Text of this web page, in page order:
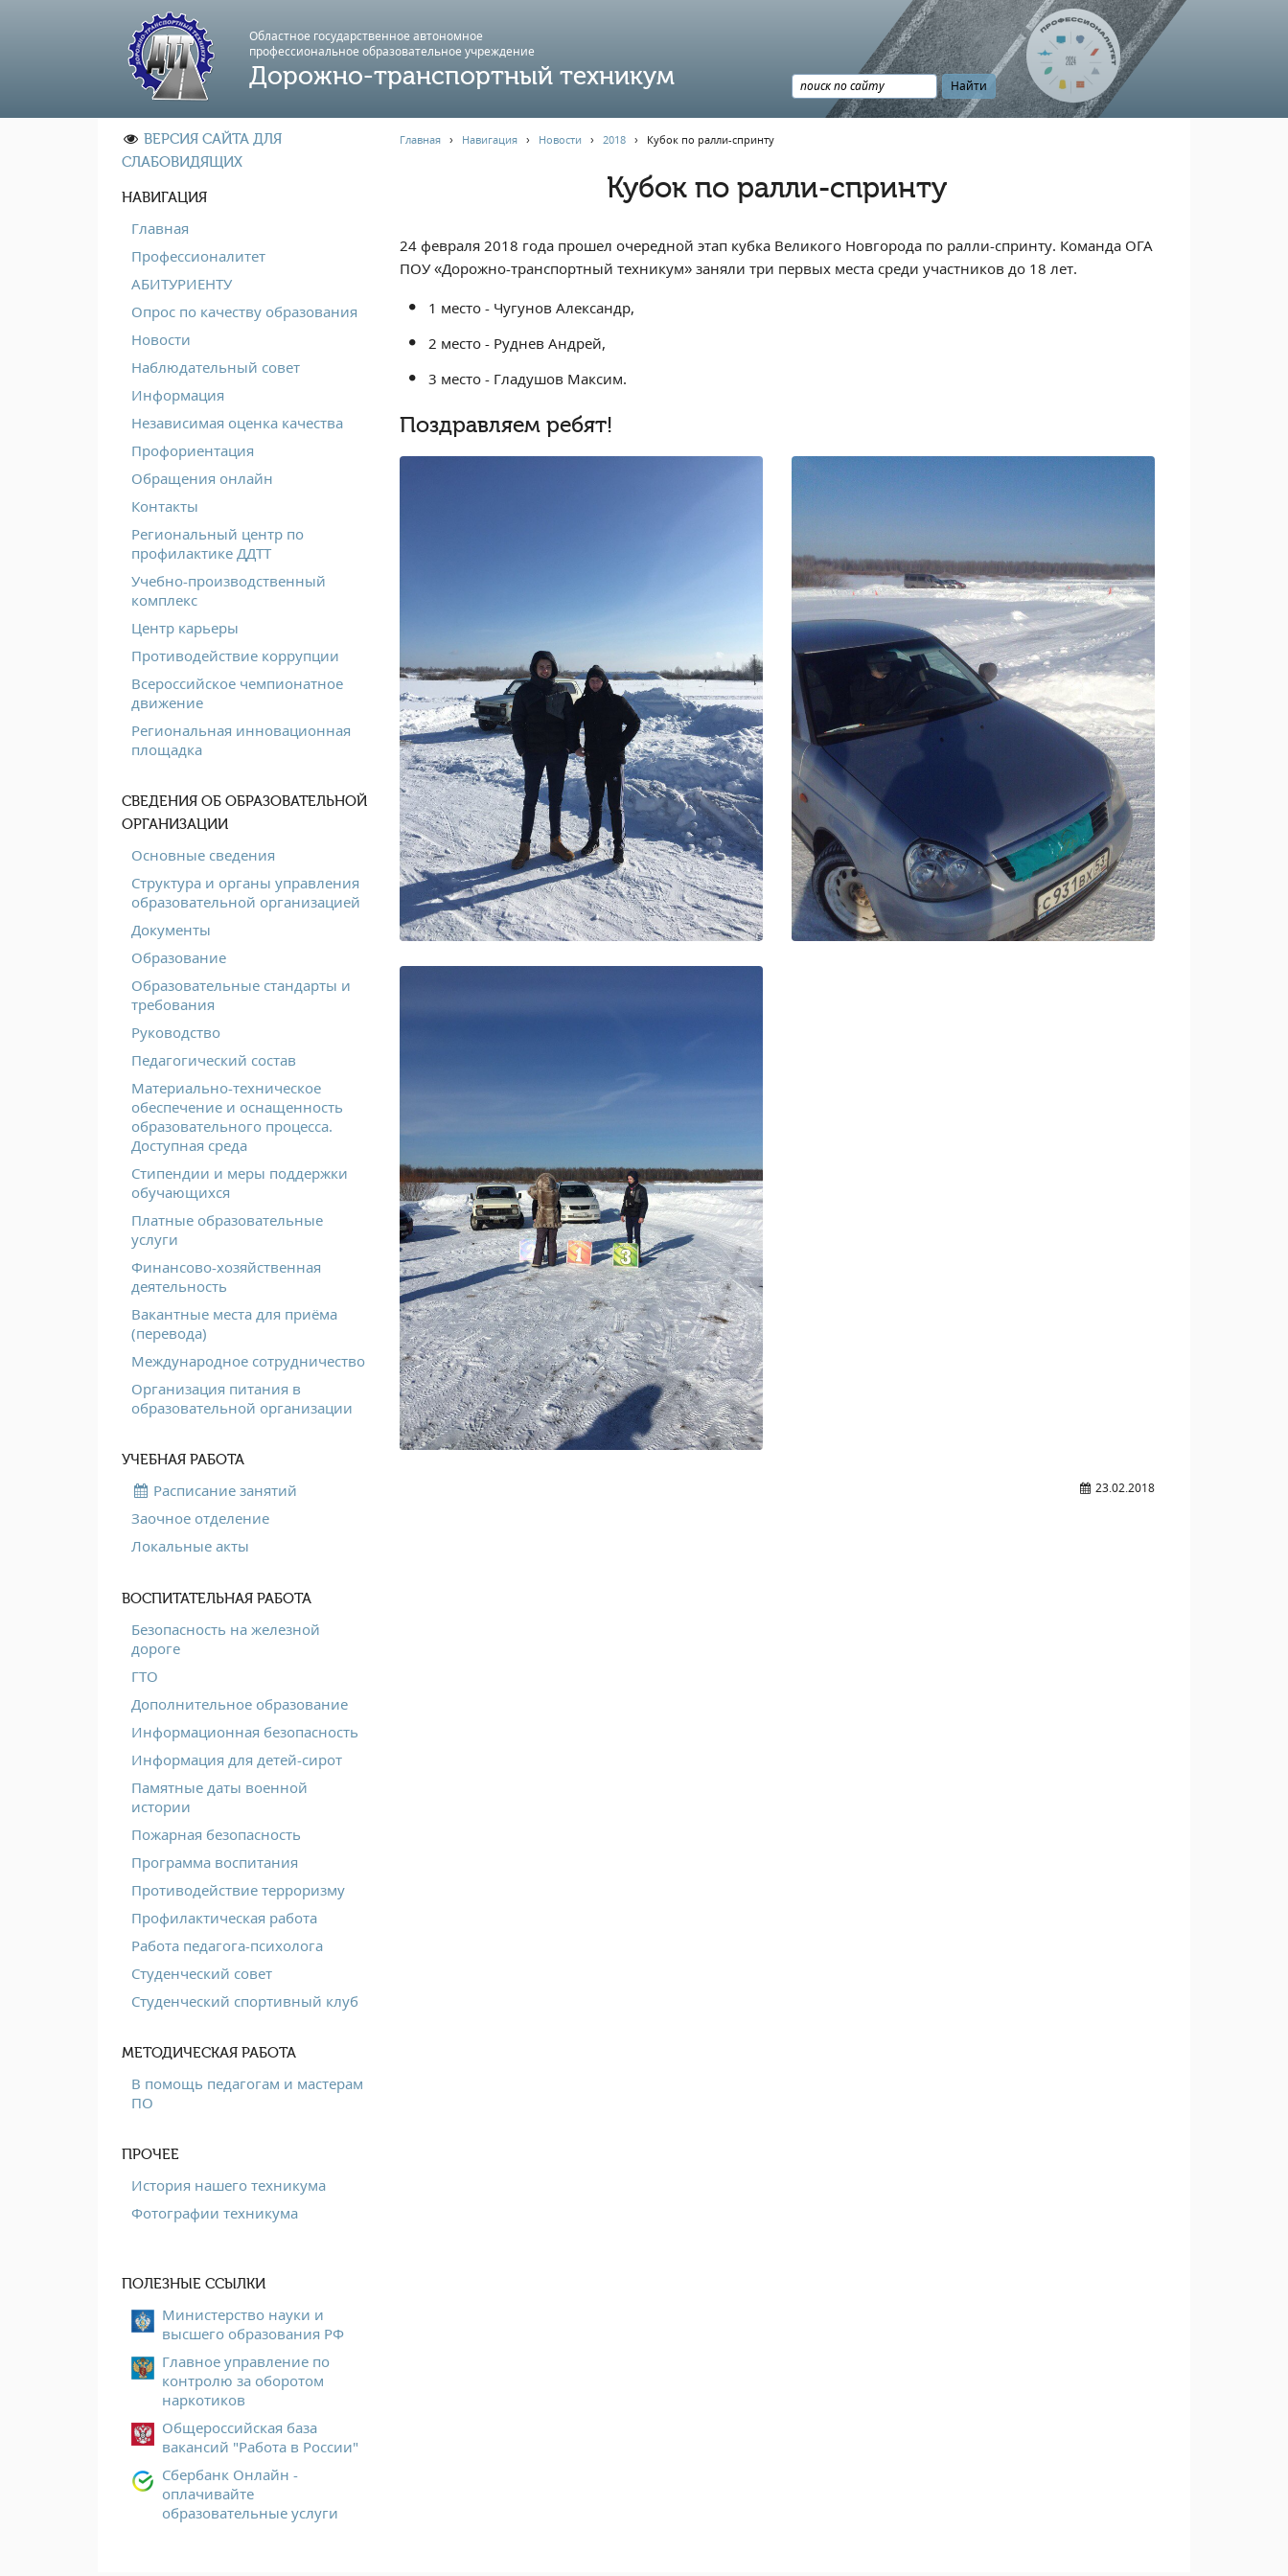
Областное государственное автономное
профессиональноe образовательное учреждение
Дорожно-транспортный техникум
ВЕРСИЯ САЙТА ДЛЯ
СЛАБОВИДЯЩИХ
НАВИГАЦИЯ
Главная
Профессионалитет
АБИТУРИЕНТУ
Опрос по качеству образования
Новости
Наблюдательный совет
Информация
Независимая оценка качества
Профориентация
Обращения онлайн
Контакты
Региональный центр по
профилактике ДДТТ
Учебно-производственный
комплекс
Центр карьеры
Противодействие коррупции
Всероссийское чемпионатное
движение
Региональная инновационная
площадка
СВЕДЕНИЯ ОБ ОБРАЗОВАТЕЛЬНОЙ
ОРГАНИЗАЦИИ
Основные сведения
Структура и органы управления
образовательной организацией
Документы
Образование
Образовательные стандарты и
требования
Руководство
Педагогический состав
Материально-техническое
обеспечение и оснащенность
образовательного процесса.
Доступная среда
Стипендии и меры поддержки
обучающихся
Платные образовательные
услуги
Финансово-хозяйственная
деятельность
Вакантные места для приёма
(перевода)
Международное сотрудничество
Организация питания в
образовательной организации
УЧЕБНАЯ РАБОТА
Расписание занятий
Заочное отделение
Локальные акты
ВОСПИТАТЕЛЬНАЯ РАБОТА
Безопасность на железной
дороге
ГТО
Дополнительное образование
Информационная безопасность
Информация для детей-сирот
Памятные даты военной
истории
Пожарная безопасность
Программа воспитания
Противодействие терроризму
Профилактическая работа
Работа педагога-психолога
Студенческий совет
Студенческий спортивный клуб
МЕТОДИЧЕСКАЯ РАБОТА
В помощь педагогам и мастерам
ПО
ПРОЧЕЕ
История нашего техникума
Фотографии техникума
ПОЛЕЗНЫЕ ССЫЛКИ
Министерство науки и
высшего образования РФ
Главное управление по
контролю за оборотом
наркотиков
Общероссийская база
вакансий "Работа в России"
Сбербанк Онлайн -
оплачивайте
образовательные услуги
Главная› Навигация› Новости › 2018› Кубок по ралли-спринту
Кубок по ралли-спринту
24 февраля 2018 года прошел очередной этап кубка Великого Новгорода по ралли-спринту. Команда ОГА
ПОУ «Дорожно-транспортный техникум» заняли три первых места среди участников до 18 лет.
1 место - Чугунов Александр,
2 место - Руднев Андрей,
3 место - Гладушов Максим.
Поздравляем ребят!
23.02.2018